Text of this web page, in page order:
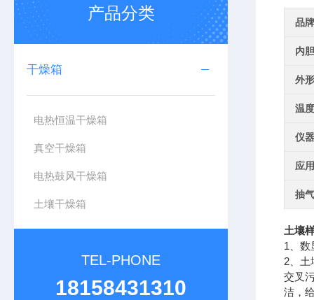
产品分类
干燥箱
电热恒温干燥箱
真空干燥箱
电热鼓风干燥箱
土壤干燥箱
TEL-PHONE
18158431310
品牌
内
外
温
仪
应
抽
土壤
1、数
2、土
交叉
洁，